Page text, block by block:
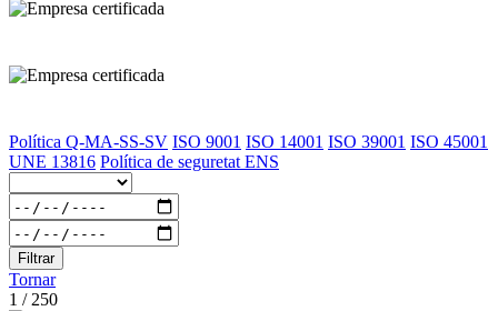
Política Q-MA-SS-SV ISO 9001 ISO 14001 ISO 39001 ISO 45001
UNE 13816 Política de seguretat ENS
Filtrar
Tornar
1 / 250